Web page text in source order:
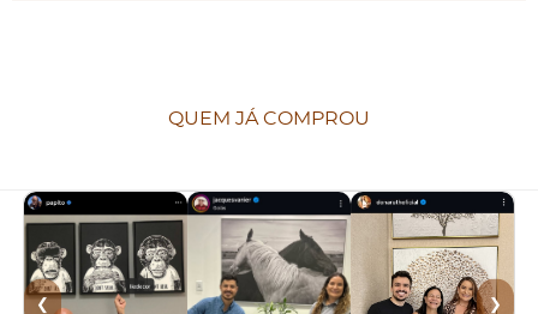
QUEM JÁ COMPROU
❮ ❯